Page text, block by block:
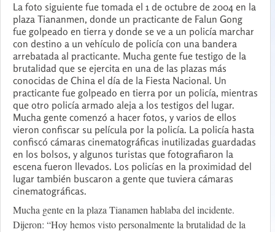
La foto siguiente fue tomada el 1 de octubre de 2004 en la
plaza Tiananmen, donde un practicante de Falun Gong
fue golpeado en tierra y donde se ve a un policía marchar
con destino a un vehículo de policía con una bandera
arrebatada al practicante. Mucha gente fue testigo de la
brutalidad que se ejercita en una de las plazas más
conocidas de China el día de la Fiesta Nacional. Un
practicante fue golpeado en tierra por un policía, mientras
que otro policía armado aleja a los testigos del lugar.
Mucha gente comenzó a hacer fotos, y varios de ellos
vieron confiscar su película por la policía. La policía hasta
confiscó cámaras cinematográficas inutilizadas guardadas
en los bolsos, y algunos turistas que fotografiaron la
escena fueron llevados. Los policías en la proximidad del
lugar también buscaron a gente que tuviera cámaras
cinematográficas.
Mucha gente en la plaza Tianamen hablaba del incidente.
Dijeron: “Hoy hemos visto personalmente la brutalidad de la